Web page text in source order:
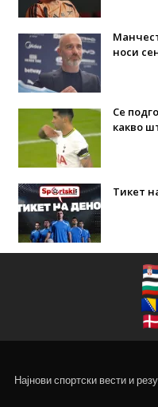
носи
Се
какво
Тикет
Најнови спортски вести и